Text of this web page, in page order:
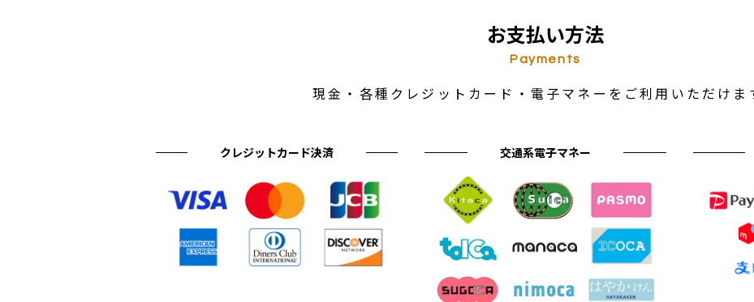
お支払い方法
Payments
現金・各種クレジットカード・電子マネーをご利用いただけま
クレジットカード決済 交通系電子マネー